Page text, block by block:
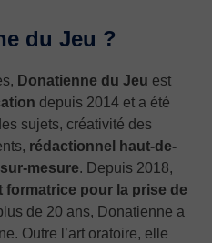
du Jeu ?
Donatienne du Jeu est
depuis 2014 et a été
sujets, créativité des
rédactionnel haut-de-
mesure. Depuis 2018,
formatrice pour la prise de
de 20 ans, Donatienne a
Outre l’art oratoire, elle